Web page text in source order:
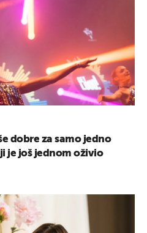
dobre za samo jedno
je još jednom oživio